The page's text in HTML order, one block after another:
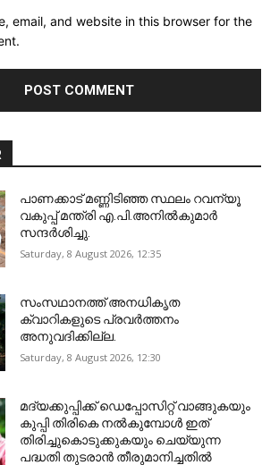
email, and website in this browser for the
പാണക്കാട് മണ്ണിടിഞ്ഞ സ്ഥലം റവന്യൂ
വകുപ്പ് മന്ത്രി എ.പി.അനിൽകുമാർ
സന്ദർശിച്ചു.
Saturday, 8 August 2026, 12:35
സംസഥാനത്ത് അനധികൃത
ക്വാറികളുടെ പ്രവര്‍ത്തനം
അനുവദിക്കില്ല.
Saturday, 8 August 2026, 12:30
മദ്യക്കുപ്പിക്ക് ഡെപ്പോസിറ്റ് വാങ്ങുകയും
കുപ്പി തിരികെ നല്‍കുമ്പോള്‍ ഇത്
തിരിച്ചുകൊടുക്കുകയും ചെയ്യുന്ന
പദ്ധതി തുടരാന്‍ തീരുമാനിച്ചതില്‍